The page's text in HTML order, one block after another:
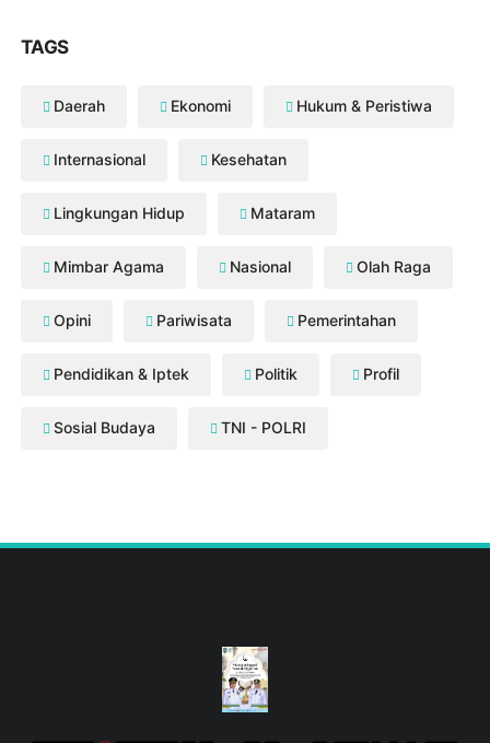
TAGS
Daerah Ekonomi Hukum & Peristiwa
Internasional Kesehatan
Lingkungan Hidup Mataram
Mimbar Agama Nasional Olah Raga
Opini Pariwisata Pemerintahan
Pendidikan & Iptek Politik Profil
Sosial Budaya TNI - POLRI